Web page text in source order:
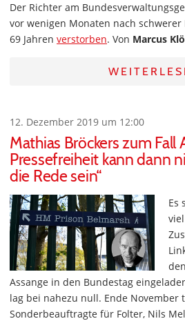
Der Richter am
vor wenigen Monaten nach
69 Jahren verstorben. Von Marcus
12. Dezember 2019 um 12:00
Mathias Bröckers zum Fall
Pressefreiheit kann dann
die Rede sein“
Es
Assange in den Bundestag
lag bei nahezu null. Ende November
Sonderbeauftragte für Folter, Nils